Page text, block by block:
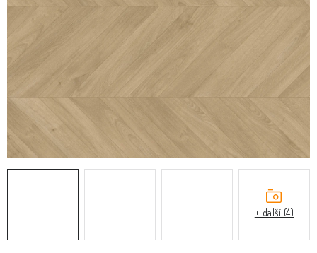
Kontakty O nás
Proč s námi
Vrácení, výměna zboží
Posuzování Jakosti
+ další (4)